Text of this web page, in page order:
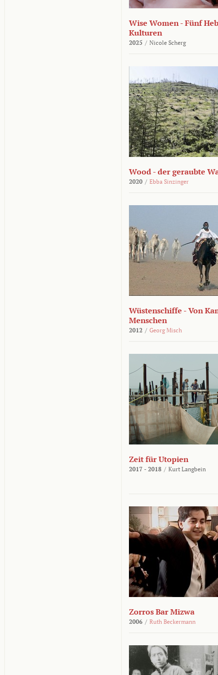
Wise Women - Fünf
Kulturen
2025 / Nicole Scherg
Wood - der geraubte
2020 / Ebba Sinzinger
Wüstenschiffe - Von
Menschen
2012 / Georg Misch
Zeit für Utopien
2017 - 2018 / Kurt Langbein
Zorros Bar Mizwa
2006 / Ruth Beckermann